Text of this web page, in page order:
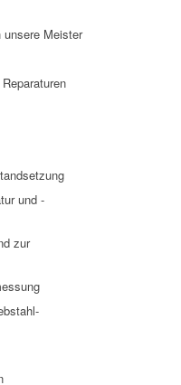
unsere Meister
und -
zur